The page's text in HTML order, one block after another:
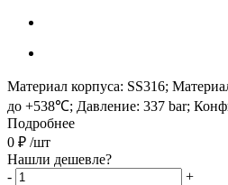
Материал корпуса: SS316;
до +538℃; Давление: 337 bar;
Подробнее
0 ₽ /шт
Нашли дешевле?
-
+